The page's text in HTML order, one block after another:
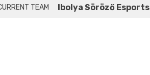
TEAM Ibolya Söröző Esports